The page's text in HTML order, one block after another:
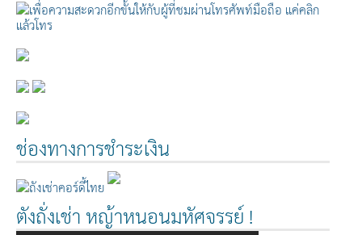
ช่องทางการชำระเงิน
ตังถั่งเช่า หญ้าหนอนมหัศจรรย์ !